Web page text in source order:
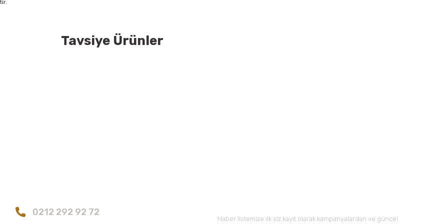
yetersiz gördüğünüz noktaları öneri formunu kullanarak tarafımıza iletebilirsiniz.
Tavsiye Ürünler
0212 292 92 72
Haber listemize ilk siz kayıt olarak kampanyalardan ve güncel